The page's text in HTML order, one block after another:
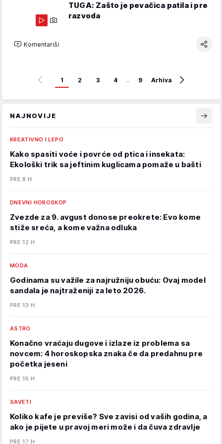
TUGA: Zašto je pevačica patila i pre
razvoda
Komentariši
1 2 3 4 … 9 Arhiva
NAJNOVIJE
KREATIVNO I LEPO
Kako spasiti voće i povrće od ptica i insekata:
Ekološki trik sa jeftinim kuglicama pomaže u bašti
PRE 8 H
DNEVNI HOROSKOP
Zvezde za 9. avgust donose preokrete: Evo kome
stiže sreća, a kome važna odluka
PRE 12 H
MODA
Godinama su važile za najružniju obuću: Ovaj model
sandala je najtraženiji za leto 2026.
PRE 13 H
ASTRO
Konačno vraćaju dugove i izlaze iz problema sa
novcem: 4 horoskopska znaka če da predahnu pre
početka jeseni
PRE 15 H
SAVETI
Koliko kafe je previše? Sve zavisi od vaših godina, a
ako je pijete u pravoj meri može i da čuva zdravlje
PRE 17 H